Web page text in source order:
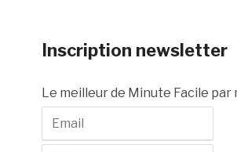
Inscription newsletter
Le meilleur de Minute Facile par